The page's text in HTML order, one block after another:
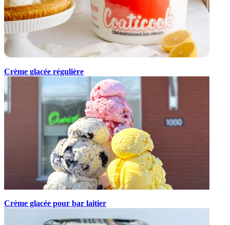
Crème glacée régulière
Crème glacée pour bar laitier